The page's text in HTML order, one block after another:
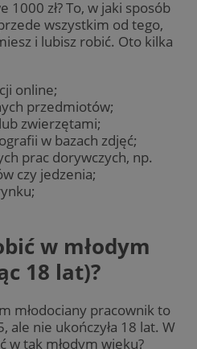
1000 zł? To, w jaki sposób
wszystkim od tego,
i lubisz robić. Oto kilka
online;
przedmiotów;
zwierzętami;
w bazach zdjęć;
prac dorywczych, np.
czy jedzenia;
w młodym
18 lat)?
młodociany pracownik to
ale nie ukończyła 18 lat. W
w tak młodym wieku?